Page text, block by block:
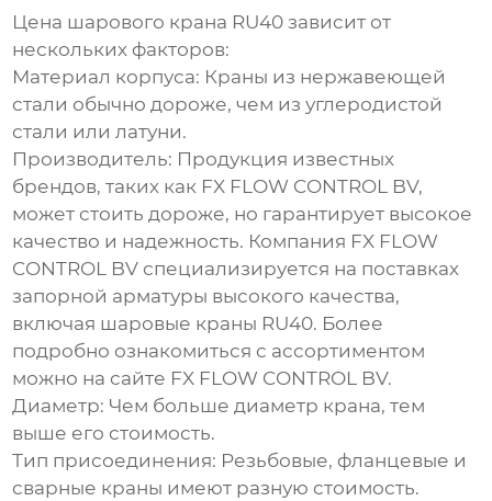
Цена шарового крана RU40 зависит от
нескольких факторов:
Материал корпуса: Краны из нержавеющей
стали обычно дороже, чем из углеродистой
стали или латуни.
Производитель: Продукция известных
брендов, таких как FX FLOW CONTROL BV,
может стоить дороже, но гарантирует высокое
качество и надежность. Компания FX FLOW
CONTROL BV специализируется на поставках
запорной арматуры высокого качества,
включая шаровые краны RU40. Более
подробно ознакомиться с ассортиментом
можно на сайте FX FLOW CONTROL BV.
Диаметр: Чем больше диаметр крана, тем
выше его стоимость.
Тип присоединения: Резьбовые, фланцевые и
сварные краны имеют разную стоимость.